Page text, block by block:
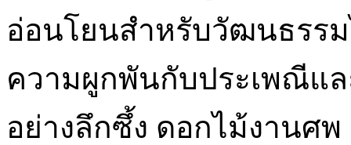
อ่อนโยนสำหรับวัฒนธรร
ความผูกพันกับประเพณีแ
อย่างลึกซึ้ง ดอกไม้งานศพ